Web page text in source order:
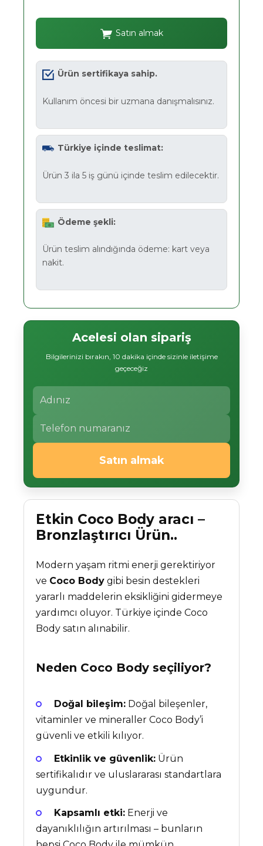
Satın almak
Ürün sertifikaya sahip.
Kullanım öncesi bir uzmana danışmalısınız.
Türkiye içinde teslimat:
Ürün 3 ila 5 iş günü içinde teslim edilecektir.
Ödeme şekli:
Ürün teslim alındığında ödeme: kart veya
nakit.
Acelesi olan sipariş
Bilgilerinizi bırakın, 10 dakika içinde sizinle iletişime
geçeceğiz
Satın almak
Etkin Coco Body aracı –
Bronzlaştırıcı Ürün..
Modern yaşam ritmi enerji gerektiriyor
ve Coco Body gibi besin destekleri
yararlı maddelerin eksikliğini gidermeye
yardımcı oluyor. Türkiye içinde Coco
Body satın alınabilir.
Neden Coco Body seçiliyor?
Doğal bileşim: Doğal bileşenler,
vitaminler ve mineraller Coco Body’i
güvenli ve etkili kılıyor.
Etkinlik ve güvenlik: Ürün
sertifikalıdır ve uluslararası standartlara
uygundur.
Kapsamlı etki: Enerji ve
dayanıklılığın artırılması – bunların